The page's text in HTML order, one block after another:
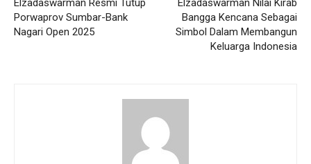
Elzadaswarman Resmi Tutup
Porwaprov Sumbar-Bank
Nagari Open 2025
Elzadaswarman Nilai Kirab
Bangga Kencana Sebagai
Simbol Dalam Membangun
Keluarga Indonesia